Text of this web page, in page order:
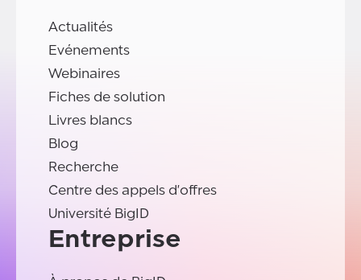
Actualités
Evénements
Webinaires
Fiches de solution
Livres blancs
Blog
Recherche
Centre des appels d'offres
Université BigID
Entreprise